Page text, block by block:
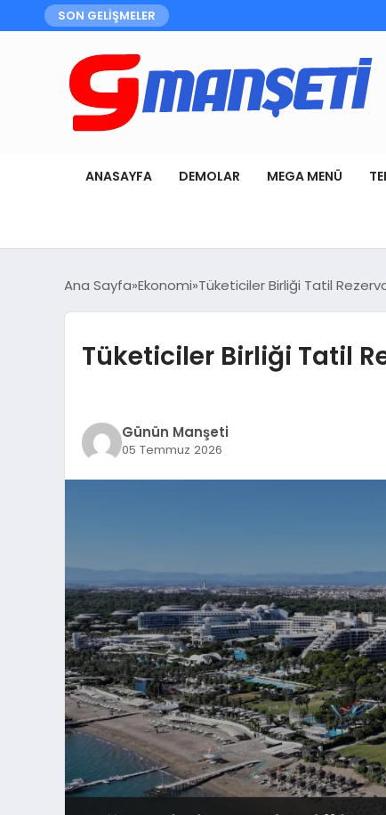
SON GELİŞMELER
ANASAYFA DEMOLAR MEGA MENÜ
Ana Sayfa Ekonomi Tüketiciler Birliği Tatil
Tüketiciler Birliği Tatil
Günün Manşeti
05 Temmuz 2026